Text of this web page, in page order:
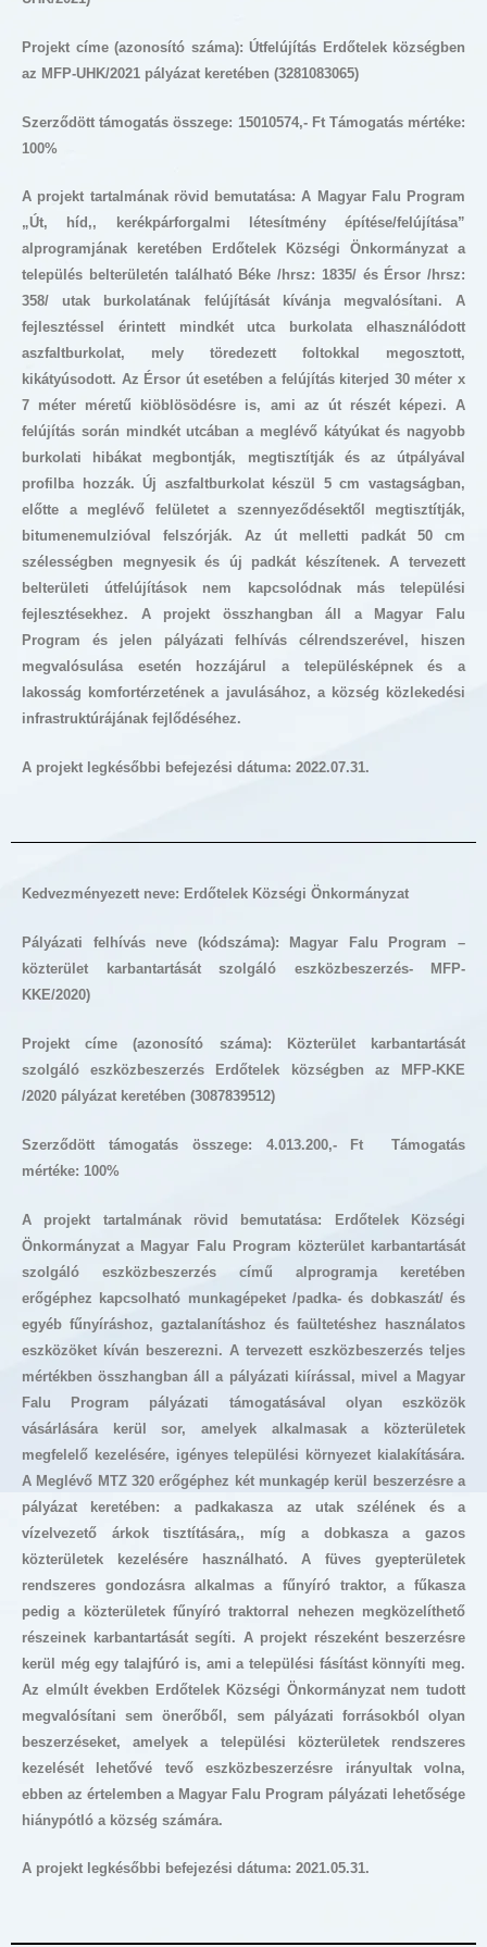
Projekt címe (azonosító száma): Útfelújítás Erdőtelek községben
az MFP-UHK/2021 pályázat keretében (3281083065)
Szerződött támogatás összege: 15010574,- Ft Támogatás mértéke:
100%
A projekt tartalmának rövid bemutatása: A Magyar Falu Program
„Út, híd,, kerékpárforgalmi létesítmény építése/felújítása”
alprogramjának keretében Erdőtelek Községi Önkormányzat a
település belterületén található Béke /hrsz: 1835/ és Érsor /hrsz:
358/ utak burkolatának felújítását kívánja megvalósítani. A
fejlesztéssel érintett mindkét utca burkolata elhasználódott
aszfaltburkolat, mely töredezett foltokkal megosztott,
kikátyúsodott. Az Érsor út esetében a felújítás kiterjed 30 méter x
7 méter méretű kiöblösödésre is, ami az út részét képezi. A
felújítás során mindkét utcában a meglévő kátyúkat és nagyobb
burkolati hibákat megbontják, megtisztítják és az útpályával
profilba hozzák. Új aszfaltburkolat készül 5 cm vastagságban,
előtte a meglévő felületet a szennyeződésektől megtisztítják,
bitumenemulzióval felszórják. Az út melletti padkát 50 cm
szélességben megnyesik és új padkát készítenek. A tervezett
belterületi útfelújítások nem kapcsolódnak más települési
fejlesztésekhez. A projekt összhangban áll a Magyar Falu
Program és jelen pályázati felhívás célrendszerével, hiszen
megvalósulása esetén hozzájárul a településképnek és a
lakosság komfortérzetének a javulásához, a község közlekedési
infrastruktúrájának fejlődéséhez.
A projekt legkésőbbi befejezési dátuma: 2022.07.31.
Kedvezményezett neve: Erdőtelek Községi Önkormányzat
Pályázati felhívás neve (kódszáma): Magyar Falu Program –
közterület karbantartását szolgáló eszközbeszerzés- MFP-
KKE/2020)
Projekt címe (azonosító száma):
Közterület karbantartását
szolgáló eszközbeszerzés Erdőtelek községben az MFP-KKE
/2020 pályázat keretében (3087839512)
Szerződött támogatás összege: 4.013.200,- Ft Támogatás
mértéke: 100%
A projekt tartalmának rövid bemutatása: Erdőtelek Községi
Önkormányzat a Magyar Falu Program közterület karbantartását
szolgáló eszközbeszerzés című alprogramja keretében
erőgéphez kapcsolható munkagépeket /padka- és dobkaszát/ és
egyéb fűnyíráshoz, gaztalanításhoz és faültetéshez használatos
eszközöket kíván beszerezni. A tervezett eszközbeszerzés teljes
mértékben összhangban áll a pályázati kiírással, mivel a Magyar
Falu Program pályázati támogatásával olyan eszközök
vásárlására kerül sor, amelyek alkalmasak a közterületek
megfelelő kezelésére, igényes települési környezet kialakítására.
A Meglévő MTZ 320 erőgéphez két munkagép kerül beszerzésre a
pályázat keretében: a padkakasza az utak szélének és a
vízelvezető árkok tisztítására,, míg a dobkasza a gazos
közterületek kezelésére használható. A füves gyepterületek
rendszeres gondozásra alkalmas a fűnyíró traktor, a fűkasza
pedig a közterületek fűnyíró traktorral nehezen megközelíthető
részeinek karbantartását segíti. A projekt részeként beszerzésre
kerül még egy talajfúró is, ami a települési fásítást könnyíti meg.
Az elmúlt években Erdőtelek Községi Önkormányzat nem tudott
megvalósítani sem önerőből, sem pályázati forrásokból olyan
beszerzéseket, amelyek a települési közterületek rendszeres
kezelését lehetővé tevő eszközbeszerzésre irányultak volna,
ebben az értelemben a Magyar Falu Program pályázati lehetősége
hiánypótló a község számára.
A projekt legkésőbbi befejezési dátuma: 2021.05.31.